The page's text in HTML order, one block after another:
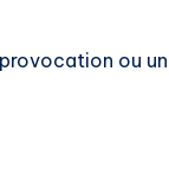
ou